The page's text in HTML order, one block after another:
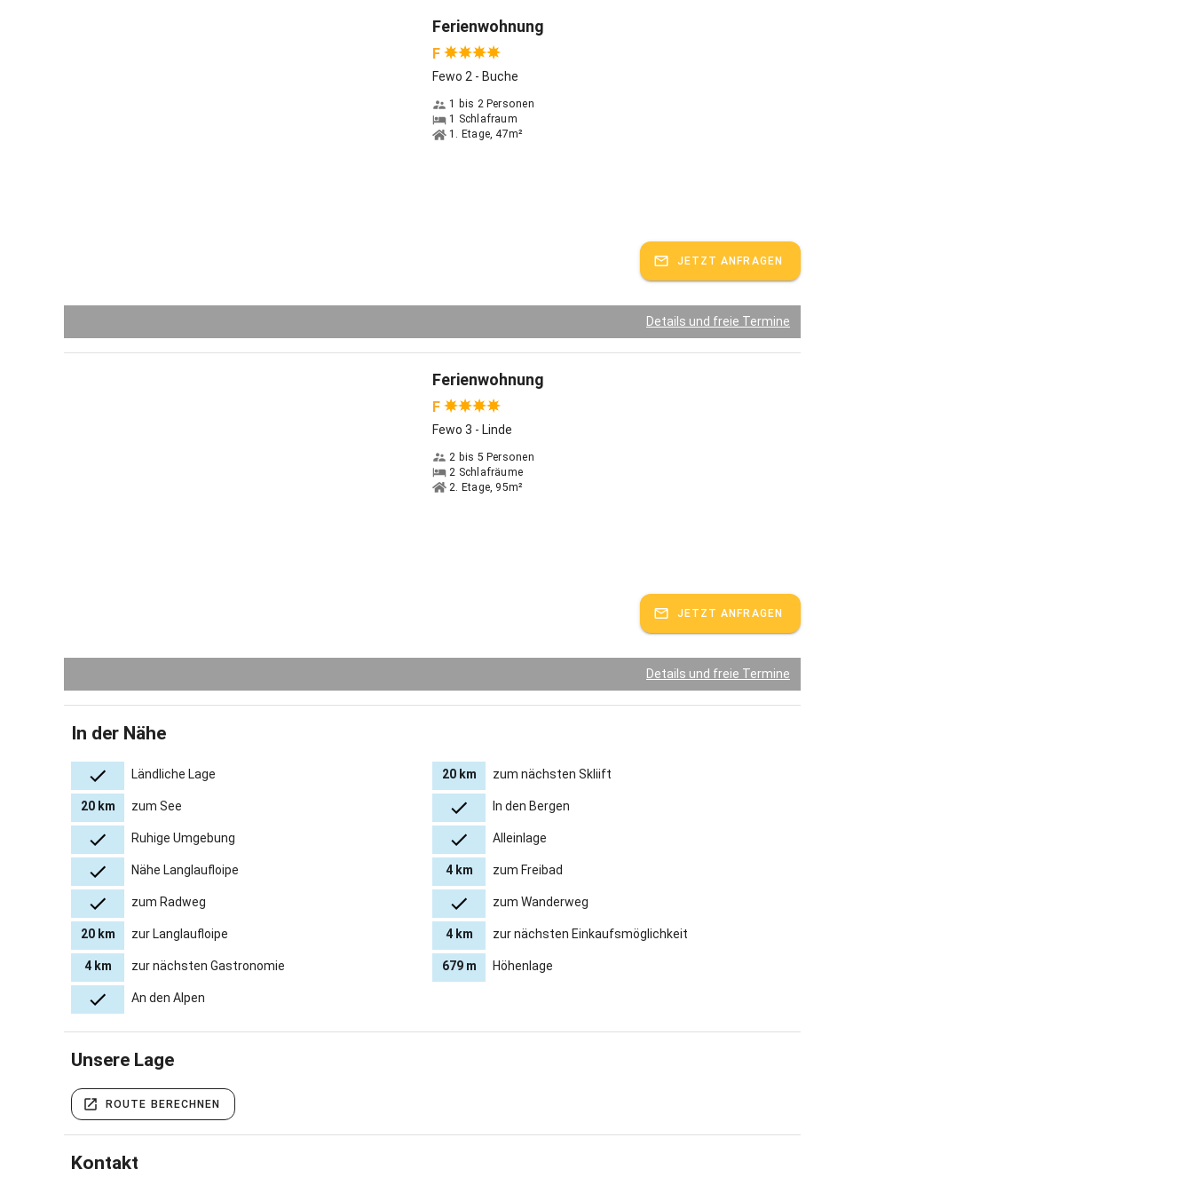
Ferienwohnung
F
Fewo 2 - Buche
1 bis 2 Personen
1 Schlafraum
1. Etage, 47m²
JETZT ANFRAGEN
Details und freie Termine
Ferienwohnung
F
Fewo 3 - Linde
2 bis 5 Personen
2 Schlafräume
2. Etage, 95m²
JETZT ANFRAGEN
Details und freie Termine
In der Nähe
Ländliche Lage 20 km zum nächsten Skliift
20 km zum See In den Bergen
Ruhige Umgebung Alleinlage
Nähe Langlaufloipe 4 km zum Freibad
zum Radweg zum Wanderweg
20 km zur Langlaufloipe 4 km zur nächsten Einkaufsmöglichkeit
4 km zur nächsten Gastronomie 679 m Höhenlage
An den Alpen
Unsere Lage
ROUTE BERECHNEN
Kontakt